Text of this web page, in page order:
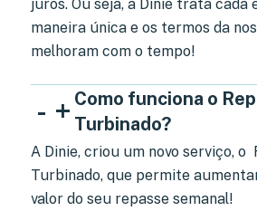
juros. ​Ou seja, a Dinie trata cada
maneira única e os termos da
melhoram com o tempo!
- + Como funciona o
Turbinado?
A Dinie, criou um novo serviço, o
Turbinado, que permite
valor do seu repasse semanal!